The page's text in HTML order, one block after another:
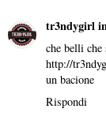
tr3ndygirl
che belli
http://
un bacione
Rispondi